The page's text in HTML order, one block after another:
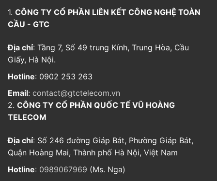
1. CÔNG TY CỔ PHẦN LIÊN KẾT CÔNG NGHỆ TOÀN
CẦU - GTC
Địa chỉ: Tầng 7, Số 49 trung Kính, Trung Hòa, Cầu
Giấy, Hà Nội.
Hotline: 0902 253 263
Email: contact@gtctelecom.vn
2. CÔNG TY CỔ PHẦN QUỐC TẾ VŨ HOÀNG
TELECOM
Địa chỉ: Số 246 đường Giáp Bát, Phường Giáp Bát,
Quận Hoàng Mai, Thành phố Hà Nội, Việt Nam
Hotline: 0989067969 (Ms. Nga)